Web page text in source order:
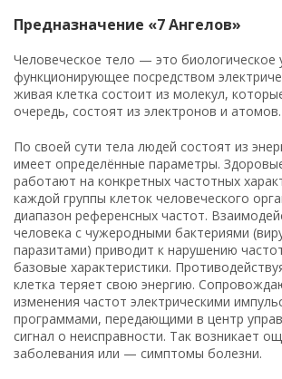
Предназначение «7 Ангелов»
Человеческое тело — это биологическое
функционирующее посредством
живая клетка состоит из молекул,
очередь, состоят из электронов и атомов.
По своей сути тела людей состоят из
имеет определённые параметры.
работают на конкретных частотных
каждой группы клеток человеческого
диапазон референсных частот.
человека с чужеродными бактериями
паразитами) приводит к нарушению
базовые характеристики.
клетка теряет свою энергию.
изменения частот электрическими
программами, передающими в центр
сигнал о неисправности. Так возникает
заболевания или — симптомы болезни.